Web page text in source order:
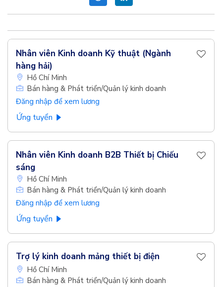
Nhân viên Kinh doanh Kỹ thuật (Ngành
hàng hải)
Hồ Chí Minh
Bán hàng & Phát triển/Quản lý kinh doanh
Đăng nhập để xem lương
Ứng tuyển
Nhân viên Kinh doanh B2B Thiết bị Chiếu
sáng
Hồ Chí Minh
Bán hàng & Phát triển/Quản lý kinh doanh
Đăng nhập để xem lương
Ứng tuyển
Trợ lý kinh doanh mảng thiết bị điện
Hồ Chí Minh
Bán hàng & Phát triển/Quản lý kinh doanh